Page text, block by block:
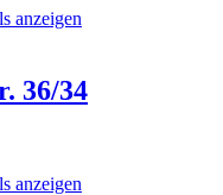
anzeigen
36/34
anzeigen